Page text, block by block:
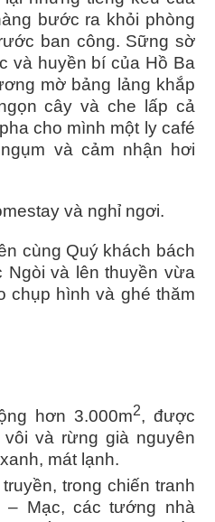
bước ra khỏi phòng
ban công. Sững sờ
và huyền bí của Hồ Ba
mờ bảng lảng khắp
cây và che lấp cả
cho mình một ly café
và cảm nhận hơi
và nghỉ ngơi.
cùng Quý khách bách
Ngòi và lên thuyền vừa
chụp hình và ghé thăm
hơn 3.000m2, được
và rừng già nguyên
mát lạnh.
trong chiến tranh
– Mạc, các tướng nhà